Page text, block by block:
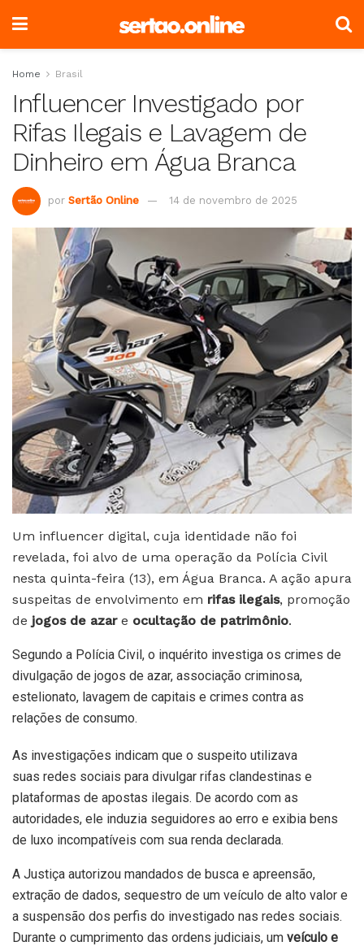
Home Brasil
Influencer Investigado por
Rifas Ilegais e Lavagem de
Dinheiro em Água Branca
por Sertão Online 14 de novembro de 2025
Um influencer digital, cuja identidade não foi
revelada, foi alvo de uma operação da Polícia Civil
nesta quinta-feira (13), em Água Branca. A ação apura
suspeitas de envolvimento em rifas ilegais, promoção
de jogos de azare ocultação de patrimônio.
Segundo a Polícia Civil, o inquérito investiga os crimes de
divulgação de jogos de azar, associação criminosa,
estelionato, lavagem de capitais e crimes contra as
relações de consumo.
As investigações indicam que o suspeito utilizava
suas redes sociais para divulgar rifas clandestinas e
plataformas de apostas ilegais. De acordo com as
autoridades, ele induzia seguidores ao erro e exibia bens
de luxo incompatíveis com sua renda declarada.
A Justiça autorizou mandados de busca e apreensão,
extração de dados, sequestro de um veículo de alto valor e
a suspensão dos perfis do investigado nas redes sociais.
Durante o cumprimento das ordens judiciais, um veículo e